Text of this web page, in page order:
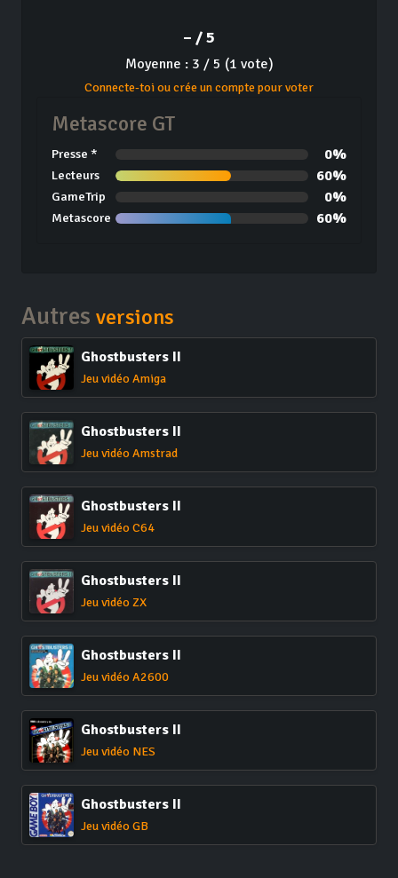
– / 5
Moyenne : 3 / 5 (1 vote)
Connecte-toi ou crée un compte pour voter
Metascore GT
Presse * 0%
Lecteurs 60%
GameTrip 0%
Metascore 60%
Autres versions
Ghostbusters II
Jeu vidéo Amiga
Ghostbusters II
Jeu vidéo Amstrad
Ghostbusters II
Jeu vidéo C64
Ghostbusters II
Jeu vidéo ZX
Ghostbusters II
Jeu vidéo A2600
Ghostbusters II
Jeu vidéo NES
Ghostbusters II
Jeu vidéo GB